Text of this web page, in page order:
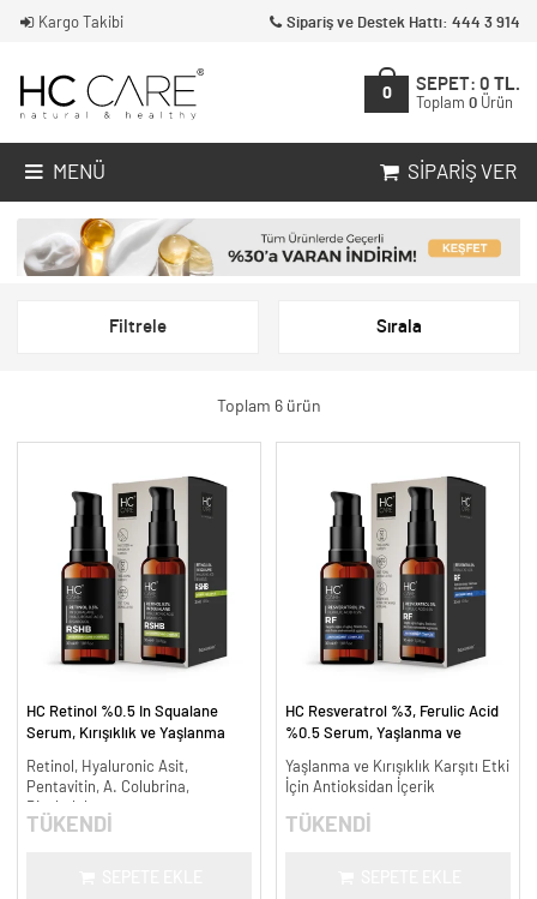
Kargo Takibi Sipariş ve Destek Hattı: 444 3 914
0
SEPET: 0 TL.
Toplam 0 Ürün
MENÜ SIPARIŞ VER
Filtrele Sırala
Toplam 6 ürün
HC Retinol %0.5 In Squalane
Serum, Kırışıklık ve Yaşlanma
Retinol, Hyaluronic Asit,
Pentavitin, A. Colubrina,
Bisabolol
TÜKENDİ
HC Resveratrol %3, Ferulic Acid
%0.5 Serum, Yaşlanma ve
Yaşlanma ve Kırışıklık Karşıtı Etki
İçin Antioksidan İçerik
TÜKENDİ